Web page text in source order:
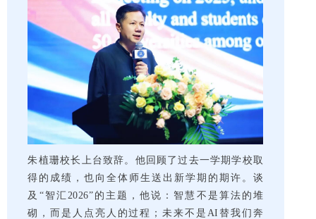
朱植珊校长上台致辞。他回顾了过去一学期学校取
得的成绩，也向全体师生送出新学期的期许。谈
及“智汇2026”的主题，他说：智慧不是算法的堆
砌，而是人点亮人的过程；未来不是AI替我们奔